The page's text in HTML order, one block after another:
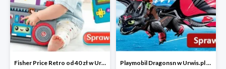
Fisher Price Retro od 40 zł w Urwis.pl Playmobil Dragonsn w Urwis.pl od 48 zł